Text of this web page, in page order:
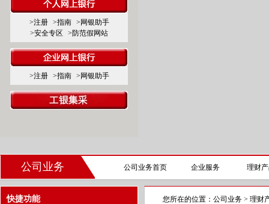
>注册 >指南
>网银助手
>安全专区
>防范假网站
>注册 >指南 >网银助手
公司业务 公司业务首页 企业服务 理财
快捷功能 您所在的位置： 公司业务 > 理财